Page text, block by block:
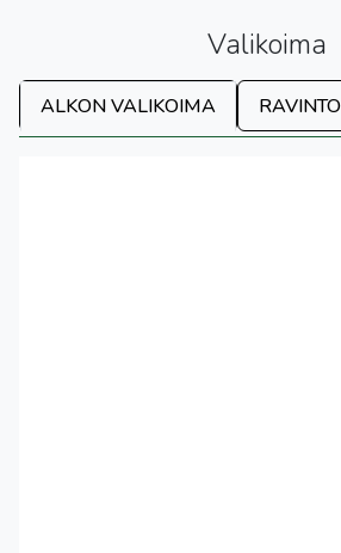
Valikoima
ALKON VALIKOIMA